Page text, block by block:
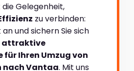
die Gelegenheit,
zu verbinden:
und sichern Sie sich
attraktive
für Ihren Umzug von
nach Vantaa. Mit uns